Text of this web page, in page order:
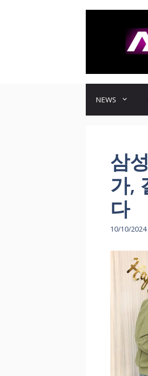
NEWS
삼
가,
다
10/10/2024